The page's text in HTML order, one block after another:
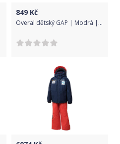
849 Kč
Overal dětský GAP | Modrá | Dívčí | 12-18 měsíců